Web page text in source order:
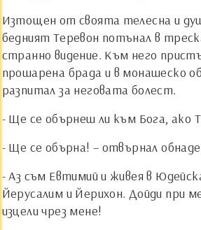
Изтощен от своята телесна и
бедният Теревон потънал в
странно видение. Към него
прошарена брада и в монашеско
разпитал за неговата болест.
- Ще се обърнеш ли към Бога, ако
- Ще се обърна! – отвърнал
- Аз съм Евтимий и живея в
Йерусалим и Йерихон. Дойди при
изцели чрез мене!